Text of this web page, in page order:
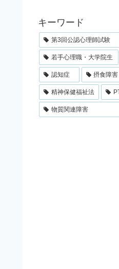
キーワード
第3回公認心理師試験
若手心理職・大学院生
認知症 摂食障害
精神保健福祉法
物質関連障害